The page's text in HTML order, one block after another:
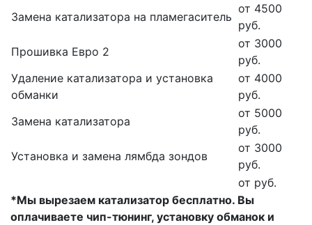
Замена катализатора на пламегаситель
от 4500
руб.
Прошивка Евро 2
от 3000
руб.
Удаление катализатора и установка
обманки
от 4000
руб.
Замена катализатора
от 5000
руб.
Установка и замена лямбда зондов
от 3000
руб.
от руб.
*Мы вырезаем катализатор бесплатно. Вы
оплачиваете чип-тюнинг, установку обманок и